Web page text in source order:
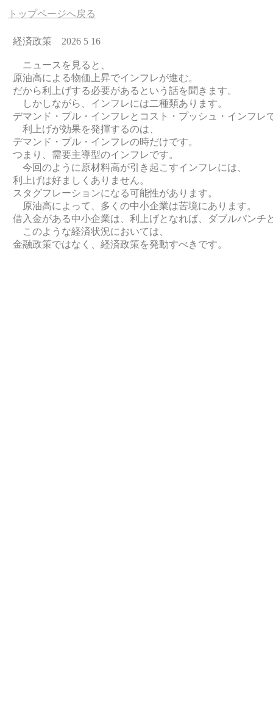
経済政策 2026 5 16
ニュースを見ると、
原油高による物価上昇でインフレが進む。
だから利上げする必要があるという話を聞きます。
しかしながら、インフレには二種類あります。
デマンド・プル・インフレとコスト・プッシュ・インフレ
利上げが効果を発揮するのは、
デマンド・プル・インフレの時だけです。
つまり、需要主導型のインフレです。
今回のように原材料高が引き起こすインフレには、
利上げは好ましくありません。
スタグフレーションになる可能性があります。
原油高によって、多くの中小企業は苦境にあります。
借入金がある中小企業は、利上げとなれば、ダブルパンチ
このような経済状況においては、
金融政策ではなく、経済政策を発動すべきです。
トップページへ戻る